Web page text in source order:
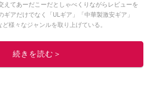
えてあーだこーだとしゃべくりながらレビューを
ギアだけでなく「ULギア」「中華製激安ギア」
ど様々なジャンルを取り上げている。
このイチオシストの他の記事を読む
続きを読む＞